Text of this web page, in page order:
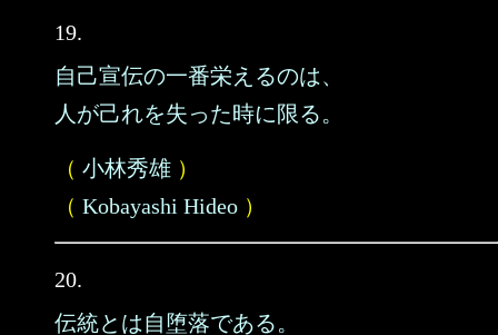
19.
自己宣伝の一番栄えるのは、
人が己れを失った時に限る。
（ 小林秀雄 ）
（ Kobayashi Hideo ）
20.
伝統とは自堕落である。